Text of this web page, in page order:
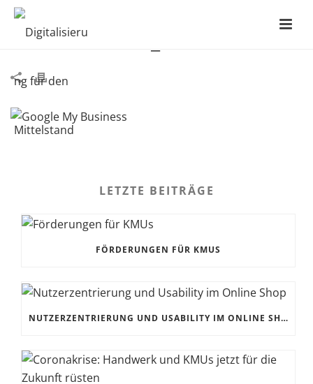
MYBUSINESS_STEP5
LETZTE BEITRÄGE
FÖRDERUNGEN FÜR KMUS
NUTZERZENTRIERUNG UND USABILITY IM ONLINE SHOP